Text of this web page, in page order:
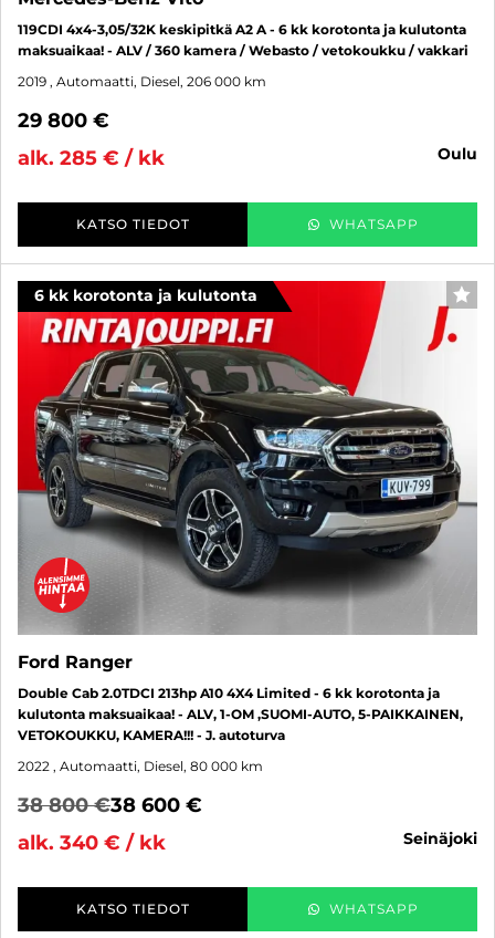
119CDI 4x4-3,05/32K keskipitkä A2 A - 6 kk korotonta ja kulutonta
maksuaikaa! - ALV / 360 kamera / Webasto / vetokoukku / vakkari
2019 , Automaatti, Diesel, 206 000 km
29 800 €
alk. 285 € / kk
oulu
KATSO TIEDOT WHATSAPP
6 kk korotonta ja kulutonta
Ford Ranger
Double Cab 2.0TDCI 213hp A10 4X4 Limited - 6 kk korotonta ja
kulutonta maksuaikaa! - ALV, 1-OM ,SUOMI-AUTO, 5-PAIKKAINEN,
VETOKOUKKU, KAMERA!!! - J. autoturva
2022 , Automaatti, Diesel, 80 000 km
38 800 €38 600 €
alk. 340 € / kk
seinäjoki
KATSO TIEDOT WHATSAPP